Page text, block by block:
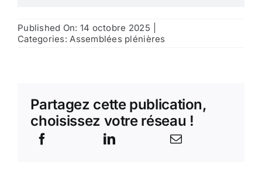
Published On: 14 octobre 2025
Categories:Assemblées plénières
Partagez cette publication,
choisissez votre réseau !